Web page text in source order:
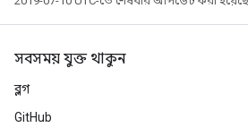
সবসময় যুক্ত থাকুন
ব্লগ
GitHub